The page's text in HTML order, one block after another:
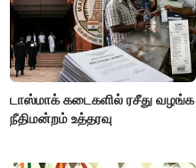
டாஸ்மாக் கடைகளில் ரசீது வழங்க
நீதிமன்றம் உத்தரவு